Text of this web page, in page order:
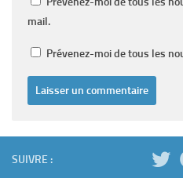
mail.
Prévenez-moi de tous les
SUIVRE :